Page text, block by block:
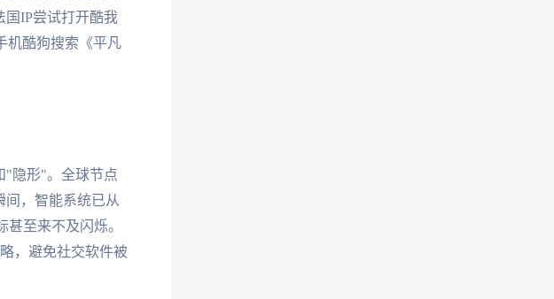
国IP尝试打开酷我
机酷狗搜索《平凡
"隐形"。全球节点
，智能系统已从
至来不及闪烁。
，避免社交软件被